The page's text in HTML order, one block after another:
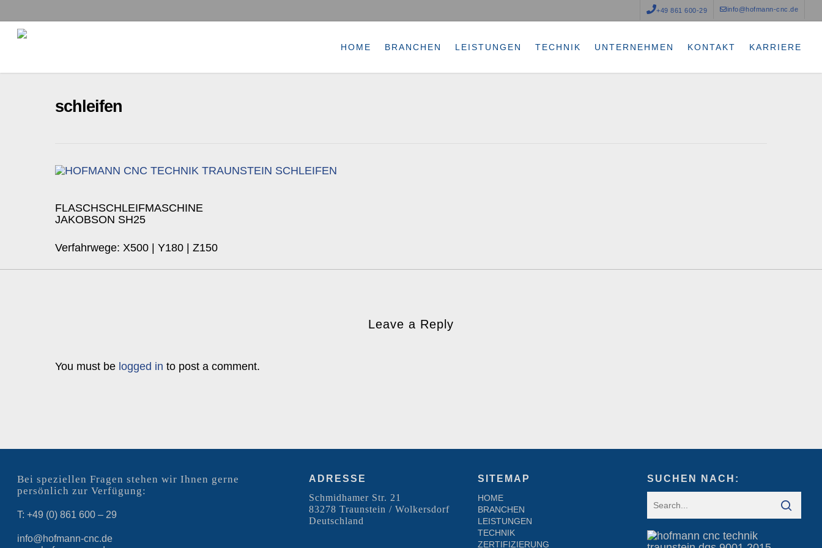
main
content
+49 861 600-29 info@hofmann-cnc.de
HOME BRANCHEN LEISTUNGEN TECHNIK UNTERNEHMEN KONTAKT KARRIERE
schleifen
FLASCHSCHLEIFMASCHINE
JAKOBSON SH25
Verfahrwege: X500 | Y180 | Z150
Leave a Reply
You must be logged in to post a comment.
Bei speziellen Fragen stehen wir Ihnen gerne
persönlich zur Verfügung:
T: +49 (0) 861 600 – 29
info@hofmann-cnc.de
ADRESSE
Schmidhamer Str. 21
83278 Traunstein / Wolkersdorf
Deutschland
SITEMAP
HOME
BRANCHEN
LEISTUNGEN
TECHNIK
ZERTIFIZIERUNG
SUCHEN NACH: